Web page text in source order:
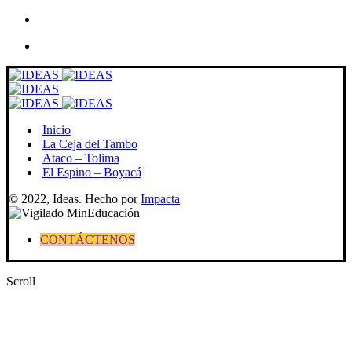
Skip
to
content
Inicio
La Ceja del Tambo
Ataco – Tolima
El Espino – Boyacá
© 2022, Ideas. Hecho porImpacta
CONTÁCTENOS
Scroll